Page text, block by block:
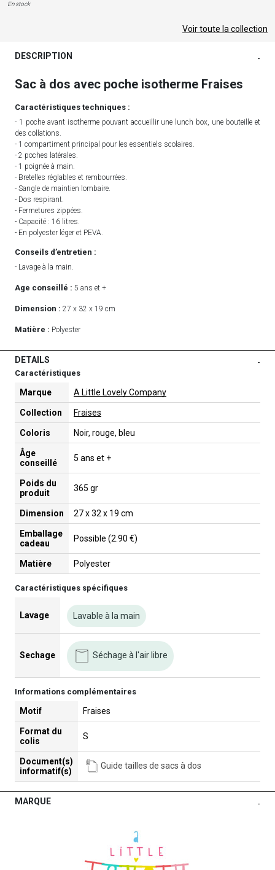
En stock
Voir toute la collection
DESCRIPTION -
Sac à dos avec poche isotherme Fraises
Caractéristiques techniques :
- 1 poche avant isotherme pouvant accueillir une lunch box, une bouteille et
des collations.
- 1 compartiment principal pour les essentiels scolaires.
- 2 poches latérales.
- 1 poignée à main.
- Bretelles réglables et rembourrées.
- Sangle de maintien lombaire.
- Dos respirant.
- Fermetures zippées.
- Capacité : 16 litres.
- En polyester léger et PEVA.
Conseils d’entretien :
- Lavage à la main.
Age conseillé : 5 ans et +
Dimension : 27 x 32 x 19 cm
Matière : Polyester
DETAILS -
Caractéristiques
Marque A Little Lovely Company
Collection Fraises
Coloris Noir, rouge, bleu
Âge
conseillé
5 ans et +
Poids du
produit
365 gr
Dimension 27 x 32 x 19 cm
Emballage
cadeau
Possible (2.90 €)
Matière Polyester
Caractéristiques spécifiques
Lavage Lavable à la main
Sechage Séchage à l'air libre
Informations complémentaires
Motif Fraises
Format du
colis
S
Document(s)
informatif(s)
Guide tailles de sacs à dos
MARQUE -